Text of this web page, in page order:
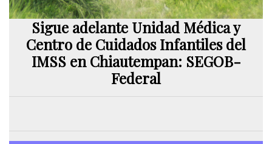
Sigue adelante Unidad Médica y
Centro de Cuidados Infantiles del
IMSS en Chiautempan: SEGOB-
Federal